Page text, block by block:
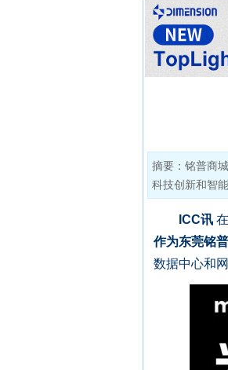
摘要：铭普商
科技创新和智
ICC讯
作为东莞铭
数据中心和